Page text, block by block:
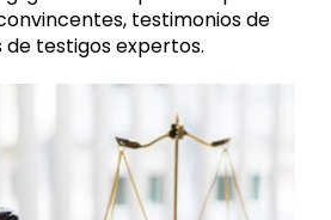
testimonios de
testigos expertos.